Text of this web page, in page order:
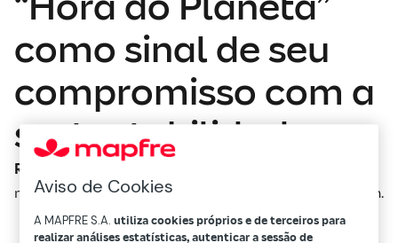
como sinal de seu
compromisso com a
sustentabilidade
Redacción Mapfre
março 21, 2024
min.
Aviso de Cookies
A MAPFRE S.A.utiliza cookies próprios e de terceiros para
realizar análises estatísticas, autenticar a sessão de